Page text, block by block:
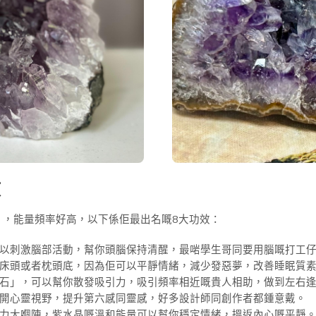
能量頻率好高，以下係佢最出名嘅8大功效：
刺激腦部活動，幫你頭腦保持清醒，最啱學生哥同要用腦嘅打工
頭或者枕頭底，因為佢可以平靜情緒，減少發惡夢，改善睡眠質
」，可以幫你散發吸引力，吸引頻率相近嘅貴人相助，做到左右
心靈視野，提升第六感同靈感，好多設計師同創作者都鍾意戴。